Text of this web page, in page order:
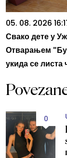
05. 08. 2026
Свако дете у
Отварањем
укида се листа
0